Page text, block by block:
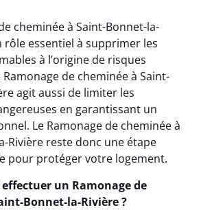
cheminée à Saint-Bonnet-la-
rôle essentiel à supprimer les
à l’origine de risques
de cheminée à Saint-
agit aussi de limiter les
en garantissant un
Le Ramonage de cheminée à
Rivière reste donc une étape
pour protéger votre logement.
un Ramonage de
Bonnet-la-Rivière ?